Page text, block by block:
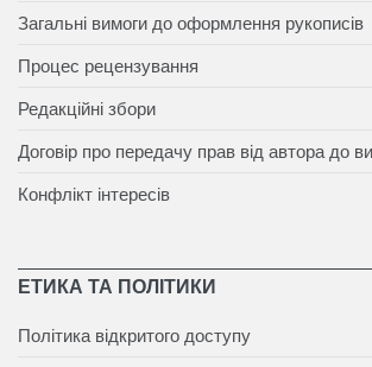
Загальні вимоги до оформлення рукописів
Процес рецензування
Редакційні збори
Договір про передачу прав від автора до
Конфлікт інтересів
ЕТИКА ТА ПОЛІТИКИ
Політика відкритого доступу